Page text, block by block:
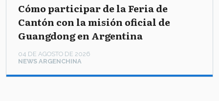
Cómo participar de la Feria de
Cantón con la misión oficial de
Guangdong en Argentina
NEWS ARGENCHINA
04 DE AGOSTO DE 2026